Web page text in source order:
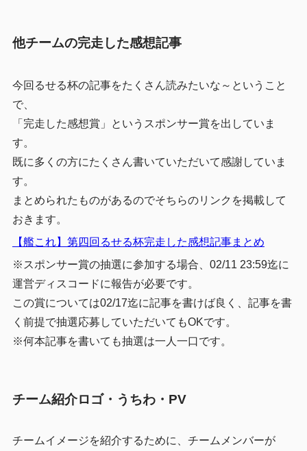
他チームの完走した感想記事
今回るせる杯の記事をたくさん読みたいな～ということ
で、
「完走した感想賞」というスポンサー賞を出していま
す。
既に多くの方にたくさん書いていただいて感謝していま
す。
まとめられたものがあるのでそちらのリンクを掲載して
おきます。
【艦これ】第四回るせる杯完走した感想記事まとめ
※スポンサー賞の抽選に参加する場合、02/11 23:59迄に
運営ディスコードに報告が必要です。
この賞については02/17迄に記事を書けば良く、記事を書
く前提で抽選応募していただいてもOKです。
※何本記事を書いても抽選は一人一口です。
チーム紹介ロゴ・うちわ・PV
チームイメージを紹介するために、チームメンバーが